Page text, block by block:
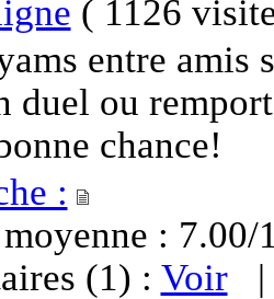
( 1126
entre amis
duel ou
chance!
:
moyenne :
(1) : Voir